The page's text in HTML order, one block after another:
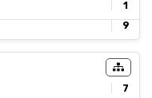
1
9
7